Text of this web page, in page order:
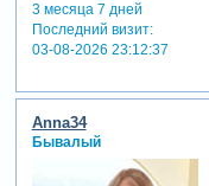
3 месяца 7 дней
Последний визит:
03-08-2026 23:12:37
Anna34
Бывалый